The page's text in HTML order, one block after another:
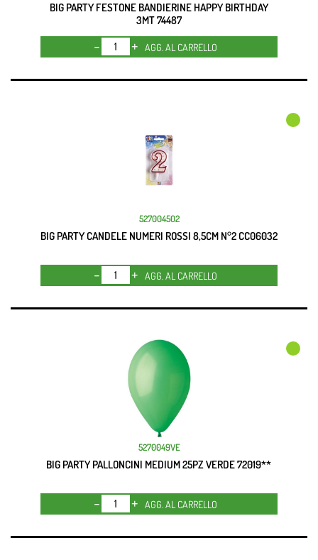
BIG PARTY FESTONE BANDIERINE HAPPY BIRTHDAY
3MT 74487
Quantità
AGG. AL CARRELLO
527004502
BIG PARTY CANDELE NUMERI ROSSI 8,5CM N°2 CC06032
Quantità
AGG. AL CARRELLO
5270049VE
BIG PARTY PALLONCINI MEDIUM 25PZ VERDE 72019**
Quantità
AGG. AL CARRELLO